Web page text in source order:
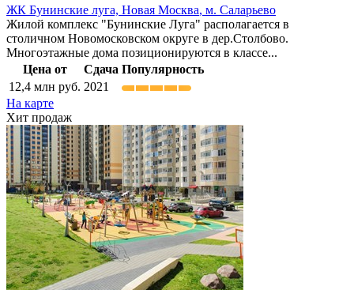
ЖК Бунинские луга, Новая Москва, м. Саларьево
Жилой комплекс "Бунинские Луга" располагается в
столичном Новомосковском округе в дер.Столбово.
Многоэтажные дома позиционируются в классе...
Цена от
Сдача Популярность
12,4 млн руб. 2021
На карте
Хит продаж